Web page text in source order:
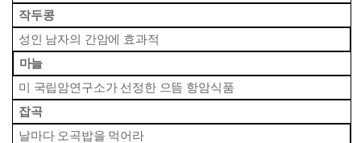
작두콩
성인 남자의 간암에 효과적
마늘
미 국립암연구소가 선정한 으뜸 항암식품
잡곡
날마다 오곡밥을 먹어라